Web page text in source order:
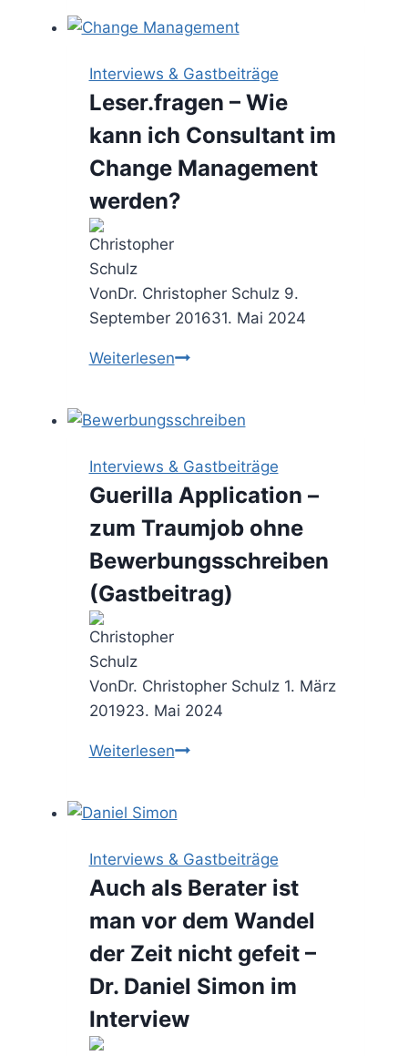
Essenz
in
brand
eins
/
2024)
Interviews & Gastbeiträge
Leser.fragen – Wie
kann ich Consultant im
Change Management
werden?
VonDr. Christopher Schulz 9.
September 201631. Mai 2024
WeiterlesenLeser.fragen
kann
Consultant
im
Change
Management
werden?
Interviews & Gastbeiträge
Guerilla Application –
zum Traumjob ohne
Bewerbungsschreiben
(Gastbeitrag)
VonDr. Christopher Schulz 1. März
201923. Mai 2024
WeiterlesenGuerilla
zum
ohne
Bewerbungsschreiben
(Gastbeitrag)
Interviews & Gastbeiträge
Auch als Berater ist
man vor dem Wandel
der Zeit nicht gefeit –
Dr. Daniel Simon im
Interview